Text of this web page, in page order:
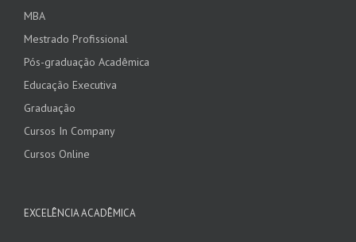
MBA
Mestrado Profissional
Pós-graduação Acadêmica
Educação Executiva
Graduação
Cursos In Company
Cursos Online
EXCELÊNCIA ACADÊMICA